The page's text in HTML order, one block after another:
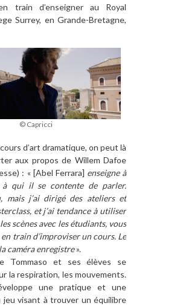
train d’enseigner au Royal
Surrey, en Grande-Bretagne,
© Capricci
d’art dramatique, on peut là
aux propos de Willem Dafoe
: « [Abel Ferrara] enseigne à
à qui il se contente de parler.
mais j’ai dirigé des ateliers et
et j’ai tendance à utiliser
scènes avec les étudiants, vous
train d’improviser un cours. Le
caméra enregistre».
Tommaso et ses élèves se
la respiration, les mouvements.
une pratique et une
jeu visant à trouver un équilibre